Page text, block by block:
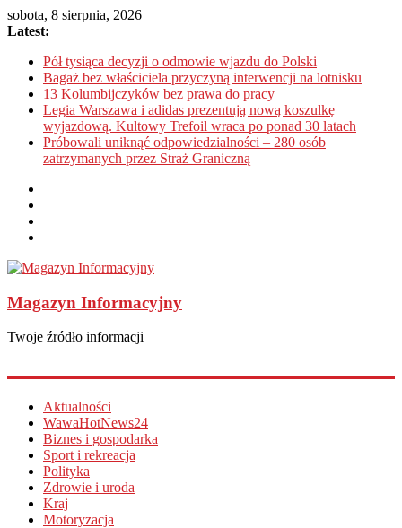
sobota, 8 sierpnia, 2026
Latest:
Pół tysiąca decyzji o odmowie wjazdu do Polski
Bagaż bez właściciela przyczyną interwencji na lotnisku
13 Kolumbijczyków bez prawa do pracy
Legia Warszawa i adidas prezentują nową koszulkę
wyjazdową. Kultowy Trefoil wraca po ponad 30 latach
Próbowali uniknąć odpowiedzialności – 280 osób
zatrzymanych przez Straż Graniczną
Magazyn Informacyjny
Twoje źródło informacji
Aktualności
WawaHotNews24
Biznes i gospodarka
Sport i rekreacja
Polityka
Zdrowie i uroda
Kraj
Motoryzacja